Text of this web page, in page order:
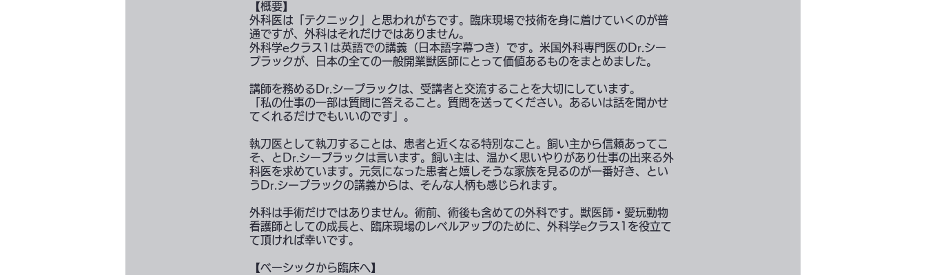
【概要】
外科医は「テクニック」と思われがちです。臨床現場で技術を身に着けていくのが普
通ですが、外科はそれだけではありません。
外科学eクラス1は英語での講義（日本語字幕つき）です。米国外科専門医のDr.シー
プラックが、日本の全ての一般開業獣医師にとって価値あるものをまとめました。
講師を務めるDr.シープラックは、受講者と交流することを大切にしています。
「私の仕事の一部は質問に答えること。質問を送ってください。あるいは話を聞かせ
てくれるだけでもいいのです」。
執刀医として執刀することは、患者と近くなる特別なこと。飼い主から信頼あってこ
そ、とDr.シープラックは言います。飼い主は、温かく思いやりがあり仕事の出来る外
科医を求めています。元気になった患者と嬉しそうな家族を見るのが一番好き、とい
うDr.シープラックの講義からは、そんな人柄も感じられます。
外科は手術だけではありません。術前、術後も含めての外科です。獣医師・愛玩動物
看護師としての成長と、臨床現場のレベルアップのために、外科学eクラス1を役立て
て頂ければ幸いです。
【ベーシックから臨床へ】